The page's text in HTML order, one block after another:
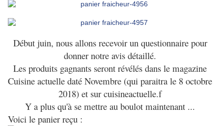
Début juin, nous allons recevoir un questionnaire pour
donner notre avis détaillé.
Les produits gagnants seront révélés dans le magazine
Cuisine actuelle daté Novembre (qui paraitra le 8 octobre
2018) et sur cuisineactuelle.f
Y a plus qu'à se mettre au boulot maintenant ...
Voici le panier reçu :